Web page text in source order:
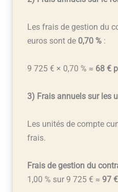
Les frais de gestion du
euros sont de 0,70 %:
9 725 € × 0,70 % ≈ 68 €
3) Frais annuels sur les
Les unités de compte
frais.
Frais de gestion du
1,00 % sur 9 725 € ≈ 97 €